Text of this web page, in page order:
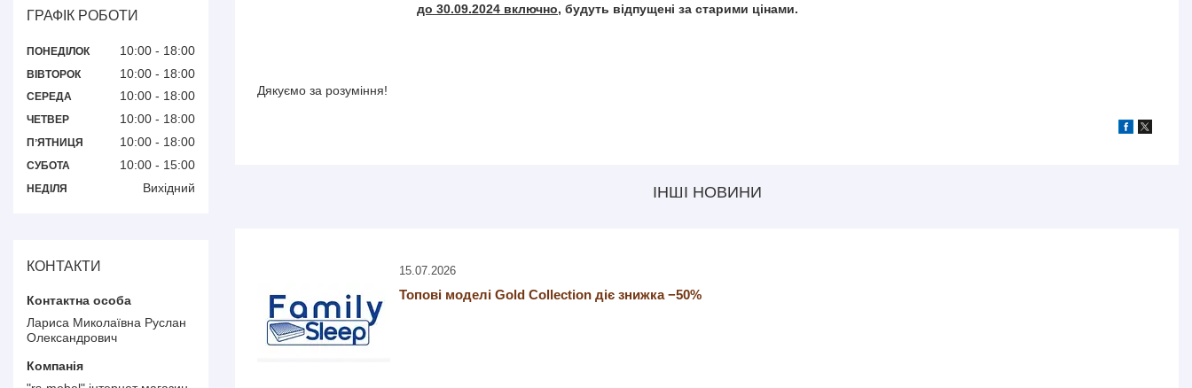
до 30.09.2024 включно, будуть відпущені за старими цінами.
Дякуємо за розуміння!
ІНШІ НОВИНИ
15.07.2026
Топові моделі Gold Collection діє знижка −50%
ГРАФІК РОБОТИ
ПОНЕДІЛОК 10:00 18:00
ВІВТОРОК 10:00 18:00
СЕРЕДА 10:00 18:00
ЧЕТВЕР 10:00 18:00
ПʼЯТНИЦЯ 10:00 18:00
СУБОТА 10:00 15:00
НЕДІЛЯ Вихідний
КОНТАКТИ
Лариса Миколаївна Руслан
Олександрович